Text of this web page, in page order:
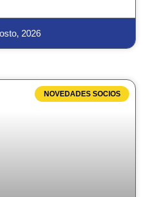
2026
NOVEDADES SOCIOS